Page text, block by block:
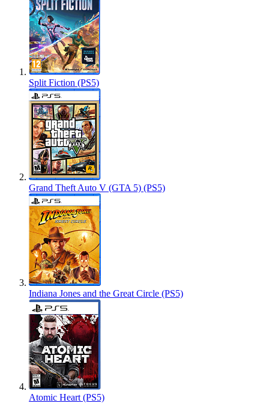
Split Fiction (PS5)
Grand Theft Auto V (GTA 5) (PS5)
Indiana Jones and the Great Circle (PS5)
Atomic Heart (PS5)